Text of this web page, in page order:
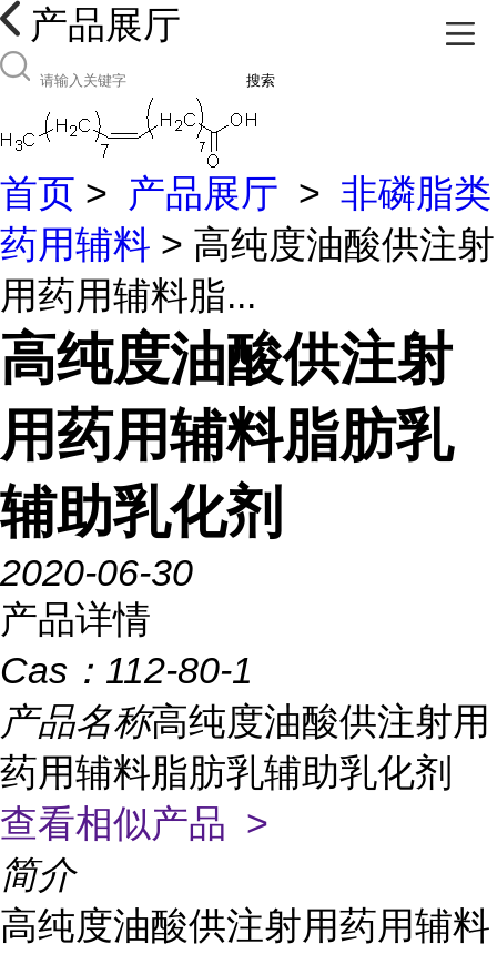
产品展厅
搜索
首页 > 产品展厅 > 非磷脂类
药用辅料 > 高纯度油酸供注射
用药用辅料脂...
高纯度油酸供注射
用药用辅料脂肪乳
辅助乳化剂
2020-06-30
产品详情
Cas： 112-80-1
产品名称高纯度油酸供注射用
药用辅料脂肪乳辅助乳化剂
查看相似产品 >
简介
高纯度油酸供注射用药用辅料